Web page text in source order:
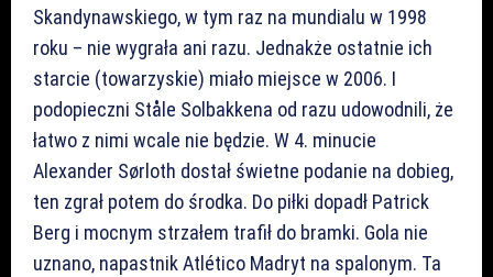
Skandynawskiego, w tym raz na mundialu w 1998
roku – nie wygrała ani razu. Jednakże ostatnie ich
starcie (towarzyskie) miało miejsce w 2006. I
podopieczni Ståle Solbakkena od razu udowodnili, że
łatwo z nimi wcale nie będzie. W 4. minucie
Alexander Sørloth dostał świetne podanie na dobieg,
ten zgrał potem do środka. Do piłki dopadł Patrick
Berg i mocnym strzałem trafił do bramki. Gola nie
uznano, napastnik Atlético Madryt na spalonym. Ta